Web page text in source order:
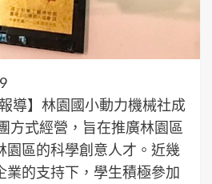
導】林園國小動力機械社成
方式經營，旨在推廣林園區
園區的科學創意人才。近幾
業的支持下，學生積極參加